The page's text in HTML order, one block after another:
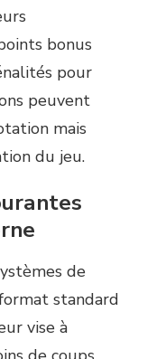
bonus
pour
peuvent
mais
du jeu.
de
standard
vise à